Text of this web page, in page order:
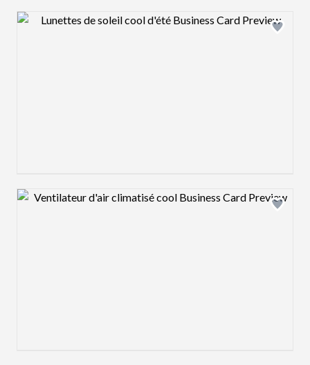
Design preview image
Design preview image